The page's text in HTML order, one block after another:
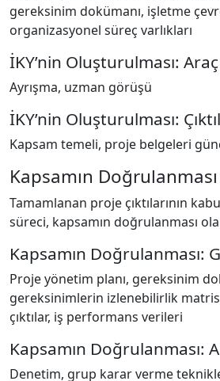
gereksinim dokümanı, işletme
organizasyonel süreç varlıkları
İKY’nin Oluşturulması:
Ayrışma, uzman görüşü
İKY’nin Oluşturulması:
Kapsam temeli, proje belgeleri
Kapsamın Doğrulanması
Tamamlanan proje çıktılarının
süreci, kapsamın doğrulanması
Kapsamın Doğrulanması:
Proje yönetim planı, gereksinim
gereksinimlerin izlenebilirlik
çıktılar, iş performans verileri
Kapsamın Doğrulanması:
Denetim, grup karar verme